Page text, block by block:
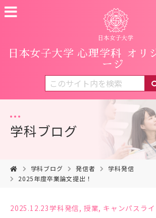
日本女子大学 心理学科
オリ
ージ
学科ブログ
学科ブログ 発信者
学科発信
2025年度卒業論文提出！
2025.12.23学科発信, 授業, キャンパスライ